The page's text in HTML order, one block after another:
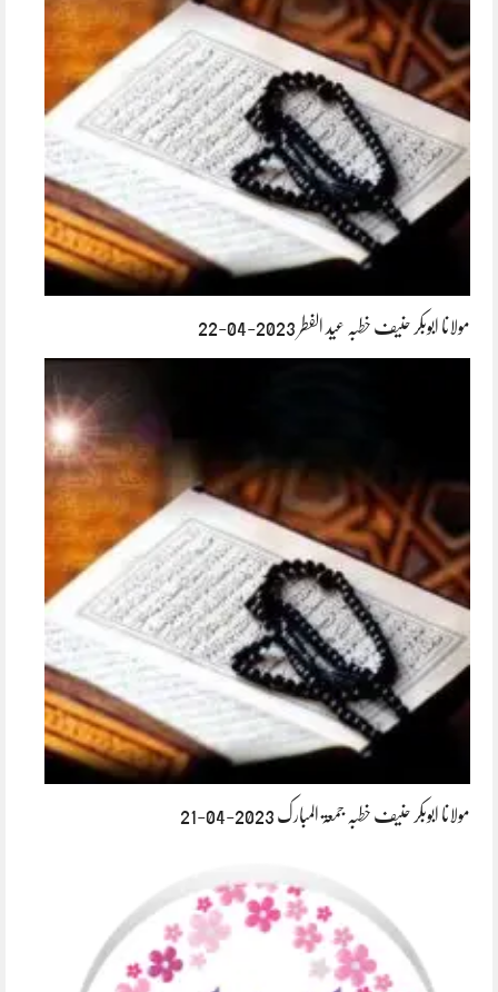
مولانا ابوبکر حنیف خطبہ عید الفطر 2023-04-22
مولانا ابوبکر حنیف خطبہ جمعۃ المبارک 2023-04-21